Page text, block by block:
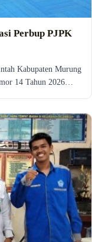
Perbup PJPK
Kabupaten Murung
14 Tahun 2026…